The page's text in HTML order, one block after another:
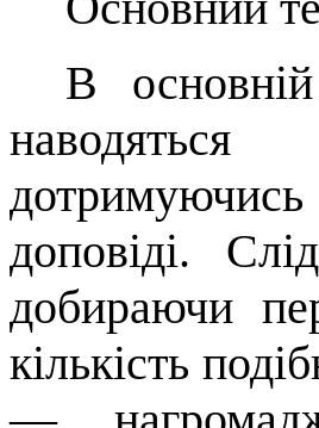
В
доповіді.
добираючи
кількість